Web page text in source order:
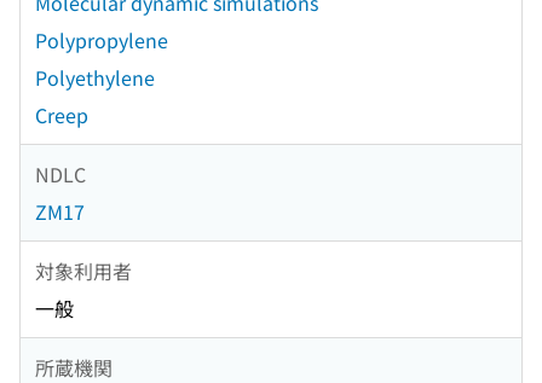
Polypropylene
Polyethylene
Creep
NDLC
ZM17
対象利用者
一般
所蔵機関